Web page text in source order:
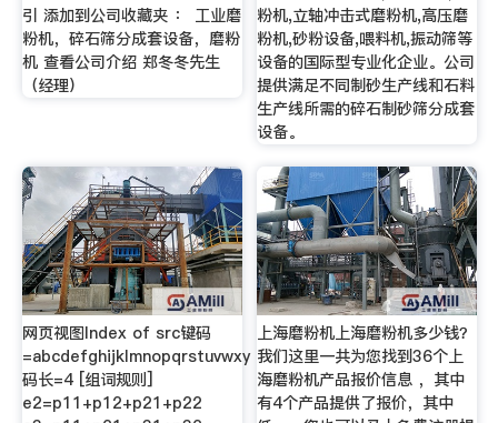
引 添加到公司收藏夹 ： 工业磨
粉机，碎石筛分成套设备，磨粉
机 查看公司介绍 郑冬冬先生
（经理）
粉机,立轴冲击式磨粉机,高压磨
粉机,砂粉设备,喂料机,振动筛等
设备的国际型专业化企业。公司
提供满足不同制砂生产线和石料
生产线所需的碎石制砂筛分成套
设备。
网页视图Index of src键码
=abcdefghijklmnopqrstuvwxy
码长=4 [组词规则]
e2=p11+p12+p21+p22
上海磨粉机上海磨粉机多少钱？
我们这里一共为您找到36个上
海磨粉机产品报价信息 ，其中
有4个产品提供了报价，其中